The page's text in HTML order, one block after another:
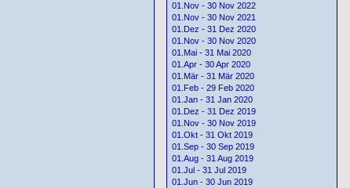
01.Nov - 30 Nov 2022
01.Nov - 30 Nov 2021
01.Dez - 31 Dez 2020
01.Nov - 30 Nov 2020
01.Mai - 31 Mai 2020
01.Apr - 30 Apr 2020
01.Mär - 31 Mär 2020
01.Feb - 29 Feb 2020
01.Jan - 31 Jan 2020
01.Dez - 31 Dez 2019
01.Nov - 30 Nov 2019
01.Okt - 31 Okt 2019
01.Sep - 30 Sep 2019
01.Aug - 31 Aug 2019
01.Jul - 31 Jul 2019
01.Jun - 30 Jun 2019